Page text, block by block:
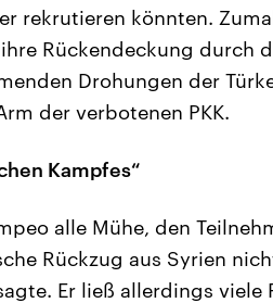
rekrutieren könnten.
Rückendeckung durch
Drohungen der
der verbotenen PKK.
Kampfes“
alle Mühe, den
Rückzug aus Syrien
Er ließ allerdings viele